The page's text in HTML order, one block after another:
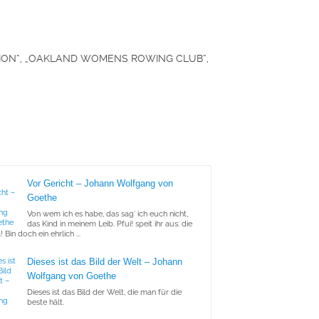
„OAKLAND WOMENS ROWING CLUB“,
Vor Gericht – Johann Wolfgang von
Goethe
Von wem ich es habe, das sag’ ich euch nicht,
das Kind in meinem Leib. Pfui! speit ihr aus: die
Bin doch ein ehrlich ...
Dieses ist das Bild der Welt – Johann
Wolfgang von Goethe
Dieses ist das Bild der Welt, die man für die
beste hält.